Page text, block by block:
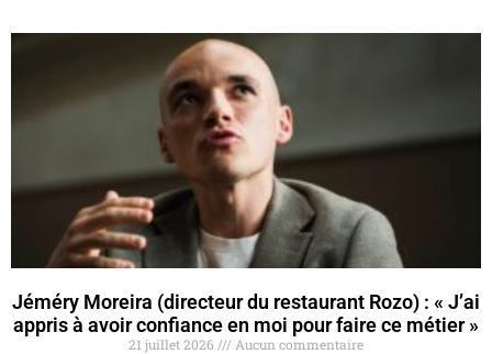
Jéméry Moreira (directeur du restaurant Rozo) : « J’ai
appris à avoir confiance en moi pour faire ce métier »
21 juillet 2026 Aucun commentaire